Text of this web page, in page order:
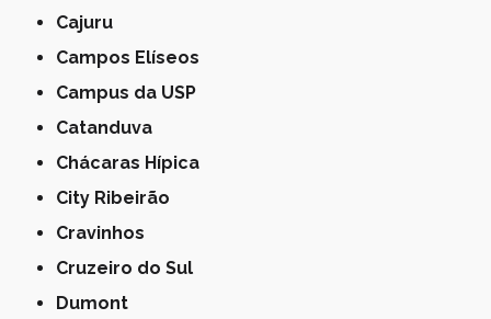
Cajuru
Campos Elíseos
Campus da USP
Catanduva
Chácaras Hípica
City Ribeirão
Cravinhos
Cruzeiro do Sul
Dumont